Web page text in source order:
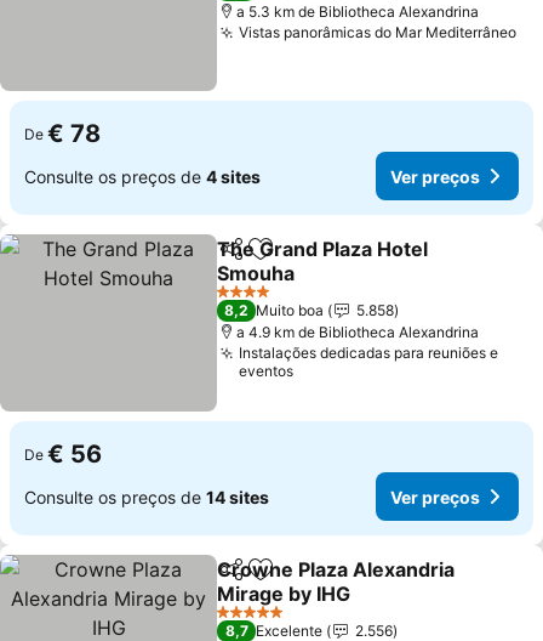
a 5.3 km de Bibliotheca Alexandrina
Vistas panorâmicas do Mar Mediterrâneo
De € 78
Consulte os preços de 4 sites Ver preços
PartilharAdicionar aos favoritos
The Grand Plaza Hotel
Smouha
Ver preços
4 Estrelas
8,2 Muito boa
5.858
a 4.9 km de Bibliotheca Alexandrina
Instalações dedicadas para reuniões e
eventos
De € 56
Consulte os preços de 14 sites Ver preços
PartilharAdicionar aos favoritos
Crowne Plaza Alexandria
Mirage by IHG
Ver preços
5 Estrelas
8,7 Excelente
2.556